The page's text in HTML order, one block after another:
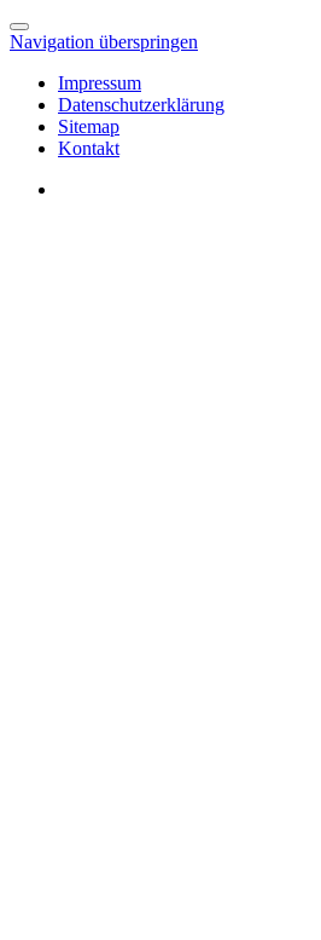
Navigation überspringen
Impressum
Datenschutzerklärung
Sitemap
Kontakt